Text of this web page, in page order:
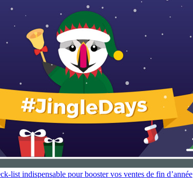
list indispensable pour booster vos ventes de fin d’année